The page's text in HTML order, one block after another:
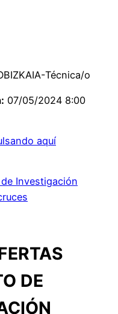
Técnica/o
07/05/2024 8:00
aquí
Investigación
DE